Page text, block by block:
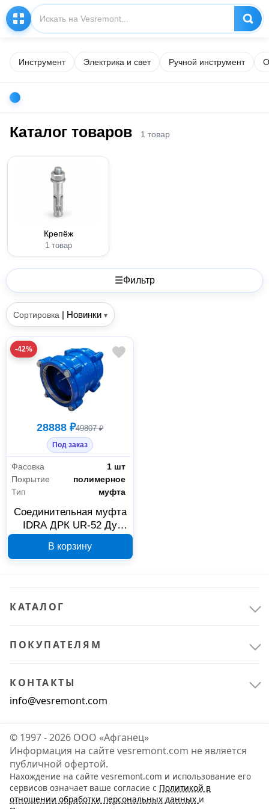
Инструмент Электрика и свет Ручной инструмент
Каталог товаров 1 товар
Крепёж
1 товар
☰Фильтр
Сортировка | Новинки ▾
-42%
28888 ₽49807 ₽
Под заказ
Фасовка
1 шт
Покрытие
полимерное
Тип
муфта
Соединительная муфта
IDRA ДРК UR-52 Ду
ПЭ труб 014888
В корзину
КАТАЛОГ
ПОКУПАТЕЛЯМ
КОНТАКТЫ
info@vesremont.com
© 1997 - 2026 ООО «Афганец»
Информация на сайте vesremont.com не является
публичной офертой.
Нахождение на сайте vesremont.com и использование его
сервисов означает ваше согласие с Политикой в
отношении обработки персональных данных и